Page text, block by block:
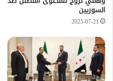
السوريين
2025-07-21